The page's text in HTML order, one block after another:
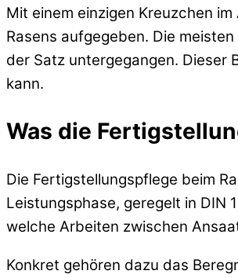
Mit einem einzigen Kreuzchen
Rasens aufgegeben. Die
der Satz untergegangen. Dieser
kann.
Was die
Die Fertigstellungspflege beim
Leistungsphase, geregelt in DIN
welche Arbeiten zwischen
Konkret gehören dazu das